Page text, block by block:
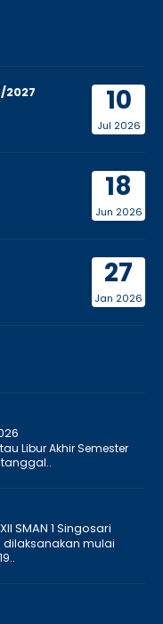
10
Jul 2026
2027
18
Jun 2026
27
Jan 2026
Libur Akhir Semester
SMAN 1 Singosari
dilaksanakan mulai